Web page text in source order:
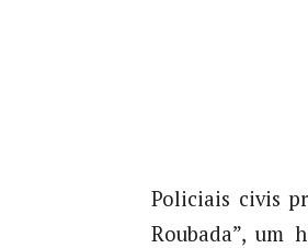
Policiais civis
Roubada”, um